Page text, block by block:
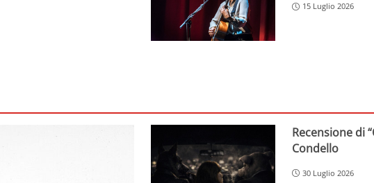
15 Luglio 2026
Recensione di
Condello
30 Luglio 2026